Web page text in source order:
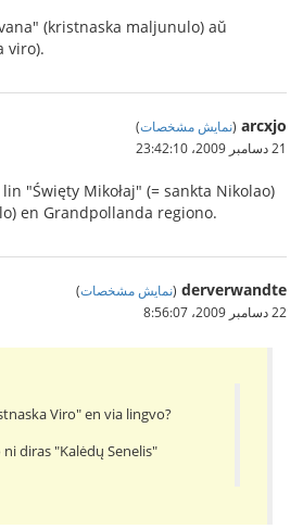
(kristnaska maljunulo) aŭ
viro).
arcxjo
(نمایش مشخصات)
21 دسامبر 2009،‏ 23:42:10
"Święty Mikołaj" (= sankta Nikolao)
en Grandpollanda regiono.
derverwandte
(نمایش مشخصات)
22 دسامبر 2009،‏ 8:56:07
Viro" en via lingvo?
diras "Kalėdų Senelis"